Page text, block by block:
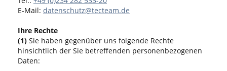
E-Mail: datenschutz@tecteam.de
Ihre Rechte
(1) Sie haben gegenüber uns folgende Rechte
hinsichtlich der Sie betreffenden personenbezogenen
Daten: